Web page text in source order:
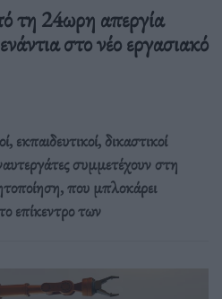
τη 24ωρη απεργία
στο νέο εργασιακό
εκπαιδευτικοί, δικαστικοί
συμμετέχουν στη
που μπλοκάρει
επίκεντρο των